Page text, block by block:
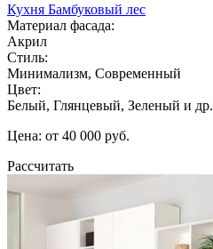
Кухня Бамбуковый лес
Материал фасада:
Акрил
Стиль:
Минимализм, Современный
Цвет:
Белый, Глянцевый, Зеленый и др.
Цена: от 40 000 руб.
Рассчитать